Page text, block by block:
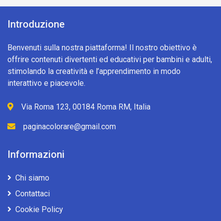
Introduzione
Benvenuti sulla nostra piattaforma! Il nostro obiettivo è
offrire contenuti divertenti ed educativi per bambini e adulti,
stimolando la creatività e l’apprendimento in modo
interattivo e piacevole.
Via Roma 123, 00184 Roma RM, Italia
paginacolorare@gmail.com
Informazioni
Chi siamo
Contattaci
Cookie Policy